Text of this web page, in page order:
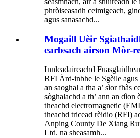
phròiseasadh ceimigeach,
agus sanasachd...
Mogaill Uèir
earbsach airson Mòr-
Innleadaireachd
RFI Àrd-inbhe le Sgèile
an saoghal a tha a’ sìor fhàs
sòghalachd a th’ ann an dìon
theachd electromagnetic
theachd tricead rèidio (RFI)
Anping County De Xiang
Ltd. na sheasamh...